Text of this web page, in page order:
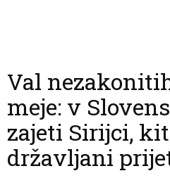
Val
meje: v
zajeti Sirijci,
državljani